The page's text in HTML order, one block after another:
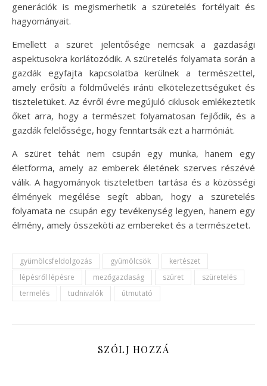
generációk is megismerhetik a szüretelés fortélyait és
hagyományait.
Emellett a szüret jelentősége nemcsak a gazdasági
aspektusokra korlátozódik. A szüretelés folyamata során a
gazdák egyfajta kapcsolatba kerülnek a természettel,
amely erősíti a földművelés iránti elkötelezettségüket és
tiszteletüket. Az évről évre megújuló ciklusok emlékeztetik
őket arra, hogy a természet folyamatosan fejlődik, és a
gazdák felelőssége, hogy fenntartsák ezt a harmóniát.
A szüret tehát nem csupán egy munka, hanem egy
életforma, amely az emberek életének szerves részévé
válik. A hagyományok tiszteletben tartása és a közösségi
élmények megélése segít abban, hogy a szüretelés
folyamata ne csupán egy tevékenység legyen, hanem egy
élmény, amely összeköti az embereket és a természetet.
gyümölcsfeldolgozás gyümölcsök
kertészet
lépésről lépésre
mezőgazdaság szüret
szüretelés
termelés
tudnivalók útmutató
SZÓLJ HOZZÁ